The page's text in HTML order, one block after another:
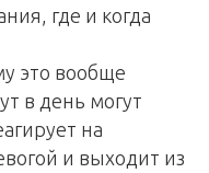
где и когда
это вообще
в день могут
на
и выходит из